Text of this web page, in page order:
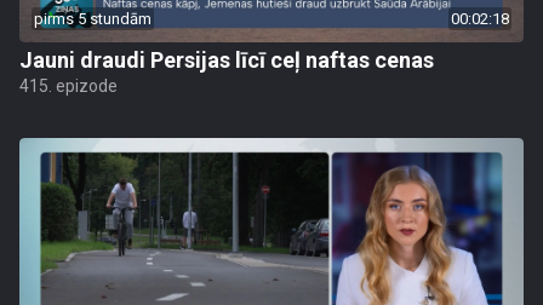
pirms 5 stundām 00:02:18
Jauni draudi Persijas līcī ceļ naftas cenas
415. epizode